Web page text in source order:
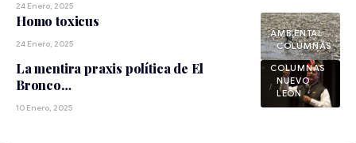
24 Enero, 2025
AMBIENTAL
COLUMNAS‏
Homo toxicus
24 Enero, 2025
NUEVO
LEÓN
La mentira praxis política de El
Bronco…
10 Enero, 2025